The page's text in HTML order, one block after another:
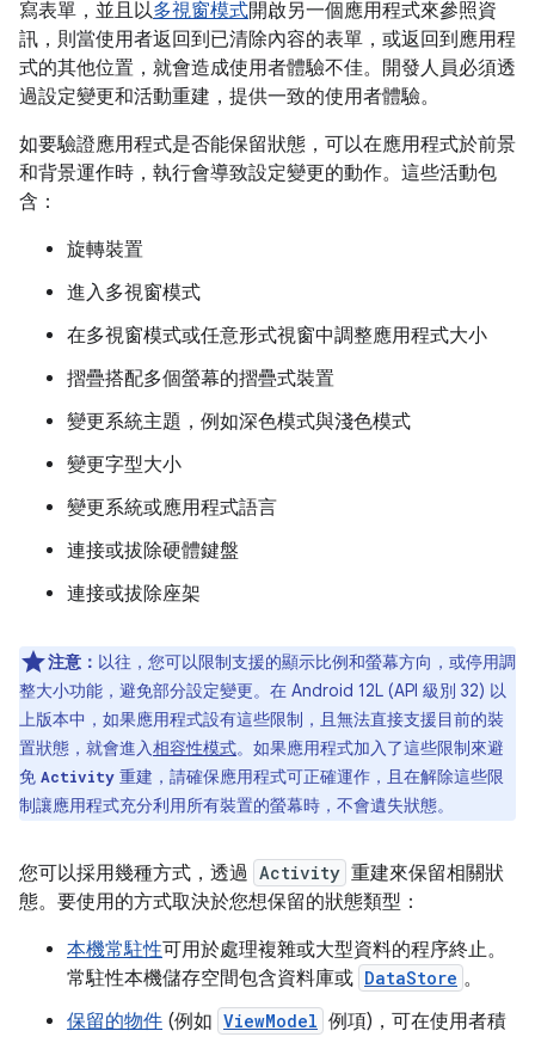
寫表單，並且以多視窗模式開啟另一個應用程式來參照資
訊，則當使用者返回到已清除內容的表單，或返回到應用程
式的其他位置，就會造成使用者體驗不佳。開發人員必須透
過設定變更和活動重建，提供一致的使用者體驗。
如要驗證應用程式是否能保留狀態，可以在應用程式於前景
和背景運作時，執行會導致設定變更的動作。這些活動包
含：
旋轉裝置
進入多視窗模式
在多視窗模式或任意形式視窗中調整應用程式大小
摺疊搭配多個螢幕的摺疊式裝置
變更系統主題，例如深色模式與淺色模式
變更字型大小
變更系統或應用程式語言
連接或拔除硬體鍵盤
連接或拔除座架
注意： 以往，您可以限制支援的顯示比例和螢幕方向，或停用調
整大小功能，避免部分設定變更。在 Android 12L (API 級別 32) 以
上版本中，如果應用程式設有這些限制，且無法直接支援目前的裝
置狀態，就會進入相容性模式。如果應用程式加入了這些限制來避
免 Activity 重建，請確保應用程式可正確運作，且在解除這些限
制讓應用程式充分利用所有裝置的螢幕時，不會遺失狀態。
您可以採用幾種方式，透過 Activity 重建來保留相關狀
態。要使用的方式取決於您想保留的狀態類型：
本機常駐性可用於處理複雜或大型資料的程序終止。
常駐性本機儲存空間包含資料庫或 DataStore 。
保留的物件 (例如 ViewModel 例項)，可在使用者積